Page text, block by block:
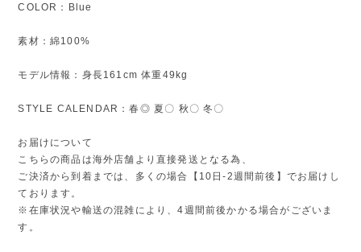
COLOR：Blue
素材：綿100%
モデル情報：身長161cm 体重49kg
STYLE CALENDAR：春◎ 夏〇 秋〇 冬〇
お届けについて
こちらの商品は海外店舗より直接発送となる為、
ご決済から到着までは、多くの場合【10日-2週間前後】でお届けし
ております。
※在庫状況や輸送の混雑により、4週間前後かかる場合がございま
す。